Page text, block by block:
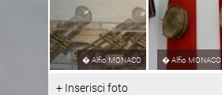
�Alfio MONACO �Alfio MONACO
+ Inserisci foto